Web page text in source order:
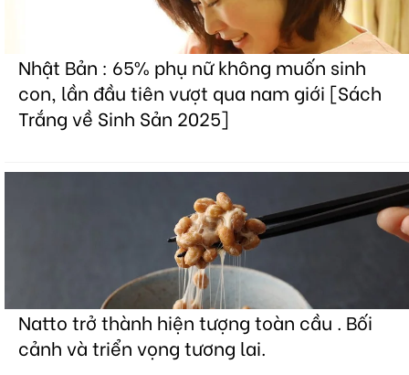
Nhật Bản : 65% phụ nữ không muốn sinh
con, lần đầu tiên vượt qua nam giới [Sách
Trắng về Sinh Sản 2025]
Natto trở thành hiện tượng toàn cầu . Bối
cảnh và triển vọng tương lai.